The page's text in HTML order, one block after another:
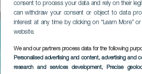
consent to process your data and rely on their
can withdraw your consent or object to data
interest at any time by clicking on “Learn More”
website.
We and our partners process data for the following
Personalised advertising and content, advertising and
research and services development, Precise